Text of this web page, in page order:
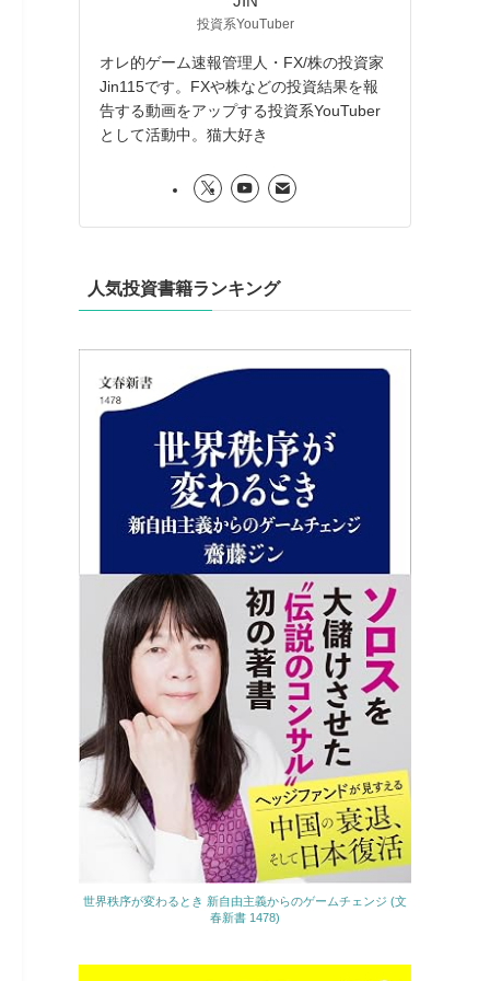
投資系YouTuber
オレ的ゲーム速報管理人・FX/株の投資家
Jin115です。FXや株などの投資結果を報
告する動画をアップする投資系YouTuber
として活動中。猫大好き
人気投資書籍ランキング
世界秩序が変わるとき 新自由主義からのゲームチェンジ (文
春新書 1478)